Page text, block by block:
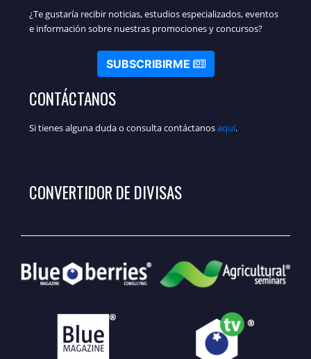
¿Te gustaría recibir noticias, estudios especializados, eventos
e información sobre nuestras promociones y concursos?
SUBSCRIBIRME
CONTÁCTANOS
Si tienes alguna duda o consulta contáctanosaquí.
CONVERTIDOR DE DIVISAS